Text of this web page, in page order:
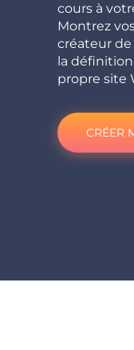
cours à
Montrez
créateur de
la
propre site
CRÉER